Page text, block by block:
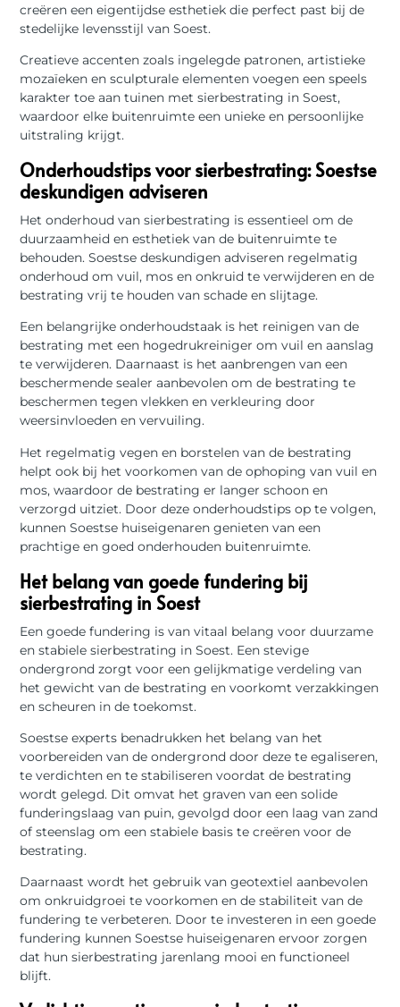
creëren een eigentijdse esthetiek die perfect past bij de
stedelijke levensstijl van Soest.
Creatieve accenten zoals ingelegde patronen, artistieke
mozaïeken en sculpturale elementen voegen een speels
karakter toe aan tuinen met sierbestrating in Soest,
waardoor elke buitenruimte een unieke en persoonlijke
uitstraling krijgt.
Onderhoudstips voor sierbestrating: Soestse
deskundigen adviseren
Het onderhoud van sierbestrating is essentieel om de
duurzaamheid en esthetiek van de buitenruimte te
behouden. Soestse deskundigen adviseren regelmatig
onderhoud om vuil, mos en onkruid te verwijderen en de
bestrating vrij te houden van schade en slijtage.
Een belangrijke onderhoudstaak is het reinigen van de
bestrating met een hogedrukreiniger om vuil en aanslag
te verwijderen. Daarnaast is het aanbrengen van een
beschermende sealer aanbevolen om de bestrating te
beschermen tegen vlekken en verkleuring door
weersinvloeden en vervuiling.
Het regelmatig vegen en borstelen van de bestrating
helpt ook bij het voorkomen van de ophoping van vuil en
mos, waardoor de bestrating er langer schoon en
verzorgd uitziet. Door deze onderhoudstips op te volgen,
kunnen Soestse huiseigenaren genieten van een
prachtige en goed onderhouden buitenruimte.
Het belang van goede fundering bij
sierbestrating in Soest
Een goede fundering is van vitaal belang voor duurzame
en stabiele sierbestrating in Soest. Een stevige
ondergrond zorgt voor een gelijkmatige verdeling van
het gewicht van de bestrating en voorkomt verzakkingen
en scheuren in de toekomst.
Soestse experts benadrukken het belang van het
voorbereiden van de ondergrond door deze te egaliseren,
te verdichten en te stabiliseren voordat de bestrating
wordt gelegd. Dit omvat het graven van een solide
funderingslaag van puin, gevolgd door een laag van zand
of steenslag om een stabiele basis te creëren voor de
bestrating.
Daarnaast wordt het gebruik van geotextiel aanbevolen
om onkruidgroei te voorkomen en de stabiliteit van de
fundering te verbeteren. Door te investeren in een goede
fundering kunnen Soestse huiseigenaren ervoor zorgen
dat hun sierbestrating jarenlang mooi en functioneel
blijft.